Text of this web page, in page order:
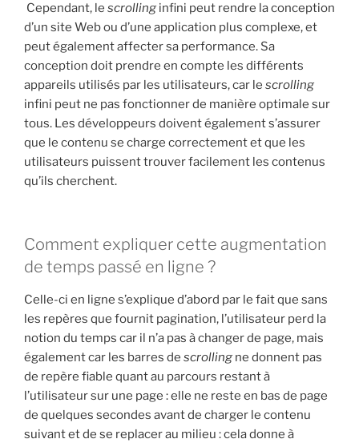
Cependant, le scrolling infini peut rendre la conception
d’un site Web ou d’une application plus complexe, et
peut également affecter sa performance. Sa
conception doit prendre en compte les différents
appareils utilisés par les utilisateurs, car le scrolling
infini peut ne pas fonctionner de manière optimale sur
tous. Les développeurs doivent également s’assurer
que le contenu se charge correctement et que les
utilisateurs puissent trouver facilement les contenus
qu’ils cherchent.
Comment expliquer cette augmentation
de temps passé en ligne ?
Celle-ci en ligne s’explique d’abord par le fait que sans
les repères que fournit pagination, l’utilisateur perd la
notion du temps car il n’a pas à changer de page, mais
également car les barres de scrolling ne donnent pas
de repère fiable quant au parcours restant à
l’utilisateur sur une page : elle ne reste en bas de page
de quelques secondes avant de charger le contenu
suivant et de se replacer au milieu : cela donne à